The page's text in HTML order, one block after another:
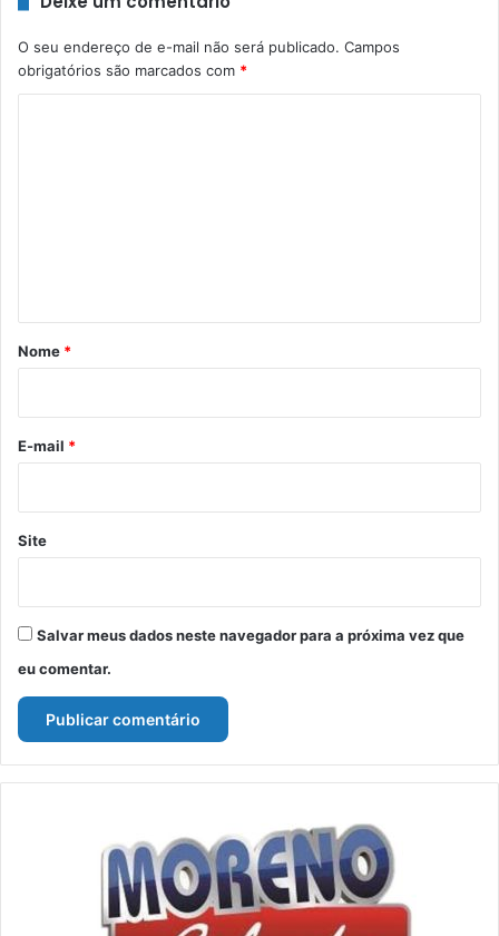
O seu endereço de e-mail não será publicado. Campos
obrigatórios são marcados com *
r
*
Nome *
E-mail *
Site
Salvar meus dados neste navegador para a próxima vez que
eu comentar.